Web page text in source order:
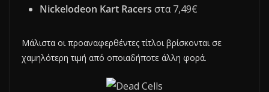
Nickelodeon Kart Racers στα 7,49€
Μάλιστα οι προαναφερθέντες τίτλοι βρίσκονται σε
χαμηλότερη τιμή από οποιαδήποτε άλλη φορά.